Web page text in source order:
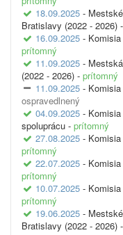
18.09.2025 -
Bratislavy (2022 - 2026) -
16.09.2025 -
prítomný
11.09.2025 -
(2022 - 2026) - prítomný
11.09.2025 -
ospravedlnený
04.09.2025 -
spoluprácu - prítomný
27.08.2025 -
prítomný
22.07.2025 -
prítomný
10.07.2025 -
prítomný
19.06.2025 -
Bratislavy (2022 - 2026) -